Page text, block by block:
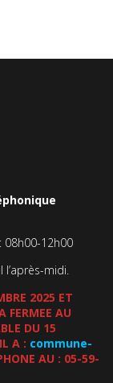
08h00-12h00
midi.
2025 ET
FERMEE AU
DU 15
A : commune-
AU : 05-59-